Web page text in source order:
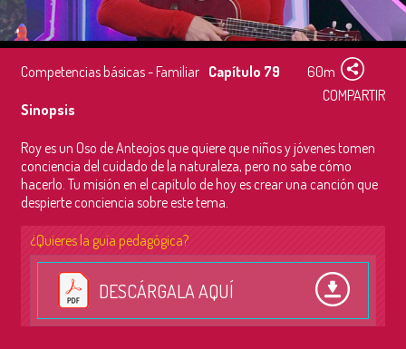
Competencias básicas - Familiar Capítulo 79
60m
COMPARTIR
Sinopsis
Roy es un Oso de Anteojos que quiere que niños y jóvenes tomen
conciencia del cuidado de la naturaleza, pero no sabe cómo
hacerlo. Tu misión en el capítulo de hoy es crear una canción que
despierte conciencia sobre este tema.
¿Quieres la guía pedagógica?
DESCÁRGALA AQUÍ